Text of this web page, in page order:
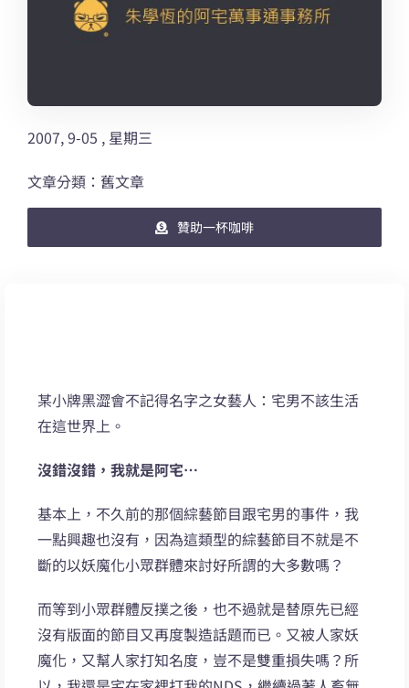
2007, 9-05 , 星期三
文章分類：舊文章
贊助一杯咖啡
某小牌黑澀會不記得名字之女藝人：宅男不該生活
在這世界上。
沒錯沒錯，我就是阿宅…
基本上，不久前的那個綜藝節目跟宅男的事件，我
一點興趣也沒有，因為這類型的綜藝節目不就是不
斷的以妖魔化小眾群體來討好所謂的大多數嗎？
而等到小眾群體反撲之後，也不過就是替原先已經
沒有版面的節目又再度製造話題而已。又被人家妖
魔化，又幫人家打知名度，豈不是雙重損失嗎？所